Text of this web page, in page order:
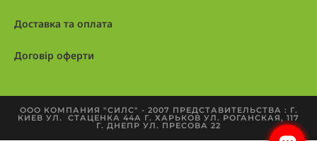
Доставка та оплата
Договір оферти
ООО КОМПАНИЯ "СИЛС" - 2007 ПРЕДСТАВИТЕЛЬСТВА : Г.
КИЕВ УЛ. СТАЦЕНКА 44А Г. ХАРЬКОВ УЛ. РОГАНСКАЯ, 117
Г. ДНЕПР УЛ. ПРЕСОВА 22